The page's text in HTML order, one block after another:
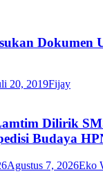
Dokumen
20, 2019Fijay
Dilirik
Budaya
Agustus 7, 2026Eko